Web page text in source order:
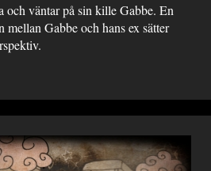
och väntar på sin kille Gabbe. En
mellan Gabbe och hans ex sätter